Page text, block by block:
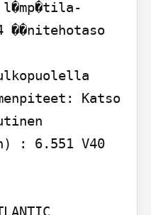
l�mp�tila-
��nitehotaso
Katso
: 6.551 V40